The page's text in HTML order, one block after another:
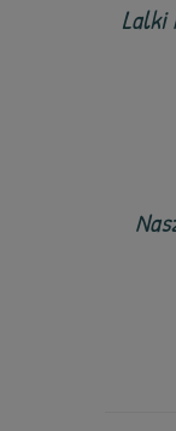
Lalki